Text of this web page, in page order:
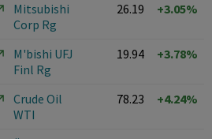
Mitsubishi
Corp Rg
26.19 +3.05%
M'bishi UFJ
Finl Rg
19.94 +3.78%
Crude Oil
WTI
78.23 +4.24%